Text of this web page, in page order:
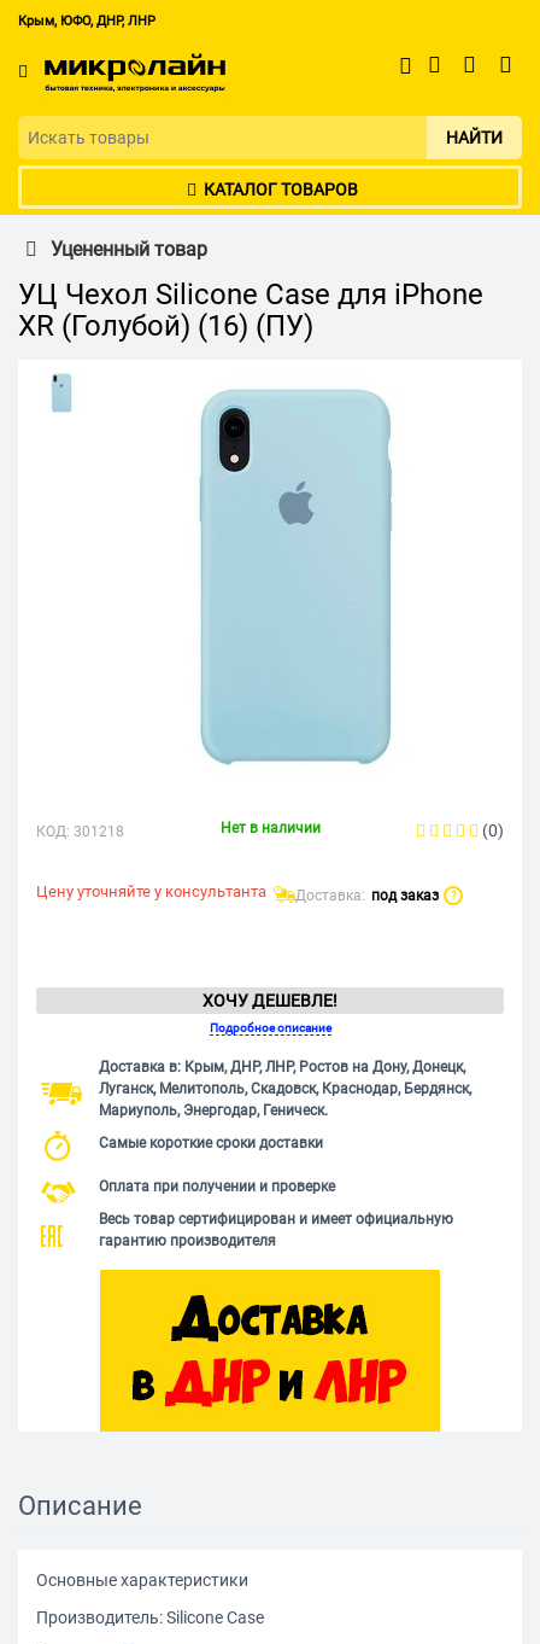
Крым, ЮФО, ДНР, ЛНР
НАЙТИ
КАТАЛОГ ТОВАРОВ
Уцененный товар
УЦ Чехол Silicone Case для iPhone
XR (Голубой) (16) (ПУ)
КОД: 301218 Нет в наличии (0)
Цену уточняйте у консультанта Доставка: под заказ ?
ХОЧУ ДЕШЕВЛЕ!
Подробное описание
Доставка в: Крым, ДНР, ЛНР, Ростов на Дону, Донецк,
Луганск, Мелитополь, Скадовск, Краснодар, Бердянск,
Мариуполь, Энергодар, Геническ.
Самые короткие сроки доставки
Оплата при получении и проверке
Весь товар сертифицирован и имеет официальную
гарантию производителя
Описание
Основные характеристики
Производитель: Silicone Сase